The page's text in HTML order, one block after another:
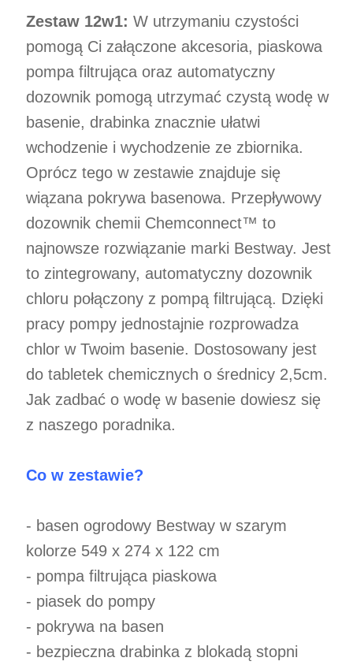
Zestaw 12w1: W utrzymaniu czystości
pomogą Ci załączone akcesoria, piaskowa
pompa filtrująca oraz automatyczny
dozownik pomogą utrzymać czystą wodę w
basenie, drabinka znacznie ułatwi
wchodzenie i wychodzenie ze zbiornika.
Oprócz tego w zestawie znajduje się
wiązana pokrywa basenowa. Przepływowy
dozownik chemii Chemconnect™ to
najnowsze rozwiązanie marki Bestway. Jest
to zintegrowany, automatyczny dozownik
chloru połączony z pompą filtrującą. Dzięki
pracy pompy jednostajnie rozprowadza
chlor w Twoim basenie. Dostosowany jest
do tabletek chemicznych o średnicy 2,5cm.
Jak zadbać o wodę w basenie dowiesz się
z naszego poradnika.
Co w zestawie?
- basen ogrodowy Bestway w szarym
kolorze 549 x 274 x 122 cm
- pompa filtrująca piaskowa
- piasek do pompy
- pokrywa na basen
- bezpieczna drabinka z blokadą stopni